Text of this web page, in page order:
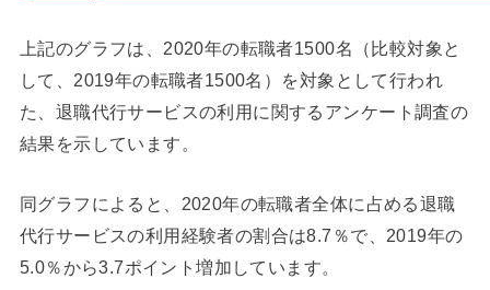
上記のグラフは、2020年の転職者1500名（比較対象と
して、2019年の転職者1500名）を対象として行われ
た、退職代行サービスの利用に関するアンケート調査の
結果を示しています。
同グラフによると、2020年の転職者全体に占める退職
代行サービスの利用経験者の割合は8.7％で、2019年の
5.0％から3.7ポイント増加しています。